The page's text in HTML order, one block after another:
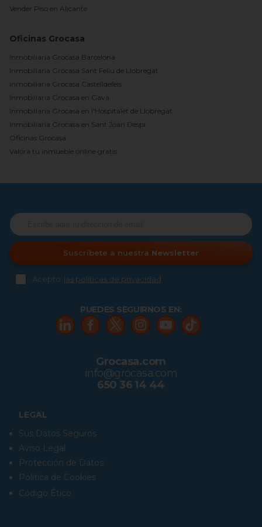
Vender Piso en Alicante
Oficinas Grocasa
Inmobiliaria Grocasa Barcelona
Inmobiliaria Grocasa Sant Feliu de Llobregat
Inmobiliaria Grocasa Castelldefels
Inmobiliaria Grocasa en Gavà
Inmobiliaria Grocasa en l'Hospitalet de Llobregat
Inmobiliaria Grocasa en Sant Joan Despí
Oficinas Grocasa
Valora tu inmueble online gratis
Suscríbete a nuestra Newsletter
Acepto las políticas de privacidad
LEGAL
Sus Datos Seguros
Aviso Legal
Protección de Datos
Política de Cookies
Código Ético
PUEDES SEGUIRNOS EN:
Grocasa.com
info@grocasa.com
650 36 14 44